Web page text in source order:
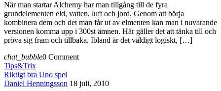
När man startar Alchemy har man tillgång till de fyra
grundelementen eld, vatten, luft och jord. Genom att börja
kombinera dem och det man får ut av elmenten kan man i nuvarande
versionen komma upp i 300st ämnen. Här gäller det att tänka till och
pröva sig fram och tillbaka. Ibland är det väldigt logiskt, […]
chat_bubble0 Comment
Tips&Trix
Riktigt bra Uno spel
Daniel Henningsson 18 juli, 2010